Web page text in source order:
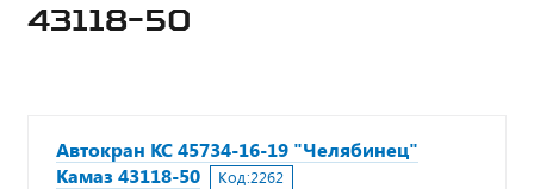
43118-50
Автокран КС 45734-16-19 "Челябинец"
Камаз 43118-50
Код:2262